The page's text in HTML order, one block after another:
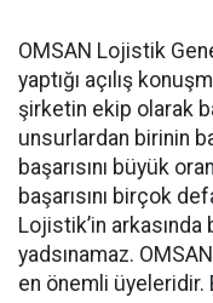
OMSAN Lojistik
yaptığı açılış
şirketin ekip olarak
unsurlardan birinin
başarısını büyük
başarısını birçok
Lojistik’in arkasında
yadsınamaz.
en önemli üyeleridir.